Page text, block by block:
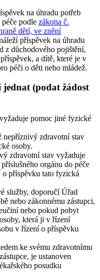
na úhradu potřeb
péče podlezákona č.
dětí, ve znění
příspěvek na úhradu
z důchodového pojištění,
a dítě, které je v
péči o děti nebo mládež.
(podat žádost
pomoc jiné fyzické
nepříznivý zdravotní stav
osoby.
zdravotní stav vyžaduje
orgánu do péče
příspěvku tato fyzická
služby, doporučí Úřad
nebo zákonnému zástupci,
nebo pokud pobyt
která ji v řízení
v řízení o příspěvku
ke svému zdravotnímu
je ustanoven
posudku